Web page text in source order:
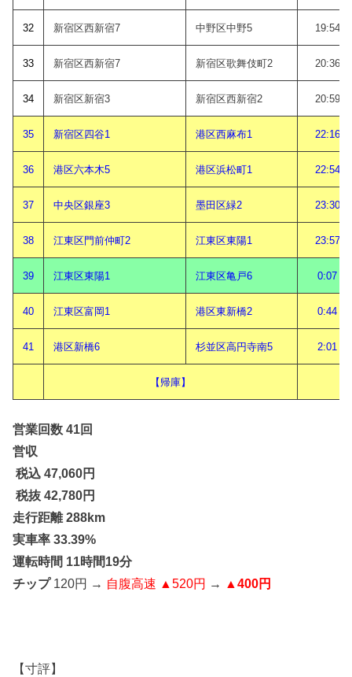
32 新宿区西新宿7 中野区中野5 19:54
33 新宿区西新宿7 新宿区歌舞伎町2 20:36
34 新宿区新宿3 新宿区西新宿2 20:59
35 新宿区四谷1 港区西麻布1 22:16
36 港区六本木5 港区浜松町1 22:54
37 中央区銀座3 墨田区緑2 23:30
38 江東区門前仲町2 江東区東陽1 23:57
39 江東区東陽1 江東区亀戸6 0:07
40 江東区富岡1 港区東新橋2 0:44
41 港区新橋6 杉並区高円寺南5 2:01
【帰庫】
営業回数 41回
営収
税込 47,060円
税抜 42,780円
走行距離 288km
実車率 33.39%
運転時間 11時間19分
チップ 120円 → 自腹高速 ▲520円 → ▲400円
【寸評】